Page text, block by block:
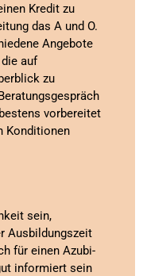
Kredit zu
das A und O.
Angebote
auf
zu
vorbereitet
Konditionen
sein,
Ausbildungszeit
für einen Azubi-
informiert sein